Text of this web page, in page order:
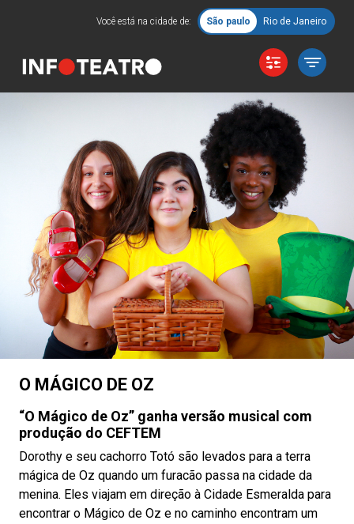
Você está na cidade de: São paulo Rio de Janeiro
O MÁGICO DE OZ
“O Mágico de Oz” ganha versão musical com
produção do CEFTEM
Dorothy e seu cachorro Totó são levados para a terra
mágica de Oz quando um furacão passa na cidade da
menina. Eles viajam em direção à Cidade Esmeralda para
encontrar o Mágico de Oz e no caminho encontram um